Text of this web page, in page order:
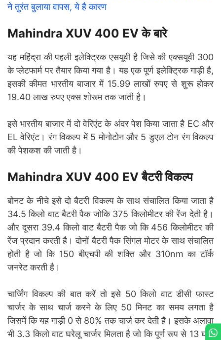
ने तुरंत बुलाया वापस, ये है कारण
Mahindra XUV 400 EV के बारे
यह महिंद्रा की पहली इलेक्ट्रिक एसयूवी है जिसे की एक्सयूवी 300
के प्लेटफार्म पर तैयार किया गया है। यह एक पूर्ण इलेक्ट्रिक गाड़ी है,
इसकी कीमत भारतीय बाजार में 15.99 लाखों रुपए से शुरू होकर
19.40 लाख रुपए एक्स शोरूम तक जाती है।
इसे भारतीय बाजार में दो वेरिएंट के अंदर पेश किया जाता है EC और
EL वेरिएंट। रंग विकल्प में 5 मोनोटोन और 5 डुएल टोन रंग विकल्प
की पेशकश की जाती है।
Mahindra XUV 400 EV बैटरी विकल्प
बोनट के नीचे इसे दो बैटरी विकल्प के साथ संचालित किया जाता है
34.5 किलो वाट बैटरी पैक जोकि 375 किलोमीटर की रेंज देती है।
और दूसरा 39.4 किलो वाट बैटरी पैक जो कि 456 किलोमीटर की
रेंज प्रदान करती है। दोनों बैटरी पैक सिंगल मोटर के साथ संचालित
होती है जो कि 150 बीएचपी की शक्ति और 310nm का टॉर्क
जनरेट करती है।
चार्जिंग विकल्प की बात करें तो इसे 50 किलो वाट डीसी फास्ट
चार्जर के साथ चार्ज करने के लिए 50 मिनट का समय लगता है
जिसमें कि यह गाड़ी 0 से 80% तक चार्ज कर देती है। इसके अलावा
भी 3.3 किलो वाट घरेलू चार्जर मिलता है जो कि पूर्ण रूप से 13 घंटा